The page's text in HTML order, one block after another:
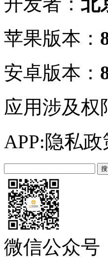
苹果版本：
安卓版本：
应用涉及权
APP:隐私政
微信公众号